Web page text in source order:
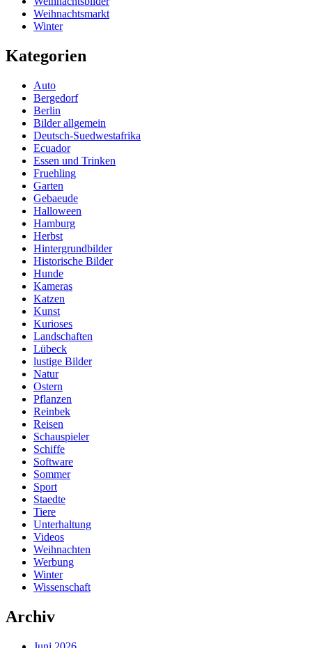
Weihnachtsmarkt
Winter
Kategorien
Auto
Bergedorf
Berlin
Bilder allgemein
Deutsch-Suedwestafrika
Ecuador
Essen und Trinken
Fruehling
Garten
Gebaeude
Halloween
Hamburg
Herbst
Hintergrundbilder
Historische Bilder
Hunde
Kameras
Katzen
Kunst
Kurioses
Landschaften
Lübeck
lustige Bilder
Natur
Ostern
Pflanzen
Reinbek
Reisen
Schauspieler
Schiffe
Software
Sommer
Sport
Staedte
Tiere
Unterhaltung
Videos
Weihnachten
Werbung
Winter
Wissenschaft
Archiv